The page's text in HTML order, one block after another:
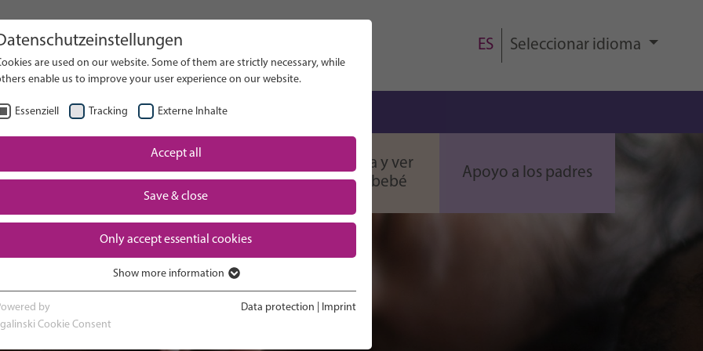
ES Seleccionar idioma
y el
La experiencia en la
UCIN
Volver a casa y ver
crecer a tu bebé
Apoyo a los padres
el sitio web
Inicio
are used on our website. Some of them are strictly necessary, while
enable us to improve your user experience on our website.
Essenziell Tracking Externe Inhalte
Accept all
Save & close
Only accept essential cookies
Essenzielle Cookies werden für grundlegende Funktionen der Webseite
benötigt. Dadurch ist gewährleistet, dass die Webseite einwandfrei
Show more information
by
Cookie Consent
Data protection Imprint